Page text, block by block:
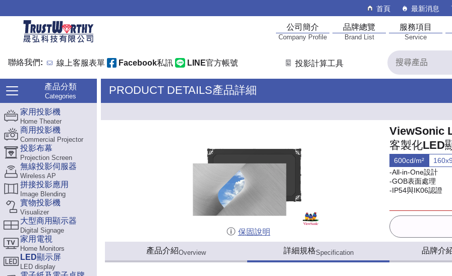
首頁 最新消息
公司簡介
Company Profile
品牌總覽
Brand List
服務項目
Service
聯絡我們: 線上客服表單 Facebook私訊 LINE官方帳號 投影計算工具
產品分類
Categories
家用投影機
Home Theater
商用投影機
Commercial Projector
投影布幕
Projection Screen
無線投影伺服器
Wireless AP
拼接投影應用
Image Blending
實物投影機
Visualizer
大型商用顯示器
Digital Signage
家用電視
Home Monitors
LED顯示屏
LED display
PRODUCT DETAILS產品詳細
保固說明
ViewSonic
客製化LED
600cd/m²
-All-in-One設計
-GOB表面處理
-IP54與IK06認證
產品介紹Overview 詳細規格Specification 品牌介